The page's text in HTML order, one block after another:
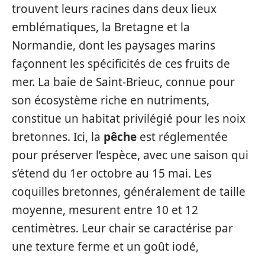
trouvent leurs racines dans deux lieux
emblématiques, la Bretagne et la
Normandie, dont les paysages marins
façonnent les spécificités de ces fruits de
mer. La baie de Saint-Brieuc, connue pour
son écosystème riche en nutriments,
constitue un habitat privilégié pour les noix
bretonnes. Ici, la pêche est réglementée
pour préserver l’espèce, avec une saison qui
s’étend du 1er octobre au 15 mai. Les
coquilles bretonnes, généralement de taille
moyenne, mesurent entre 10 et 12
centimètres. Leur chair se caractérise par
une texture ferme et un goût iodé,